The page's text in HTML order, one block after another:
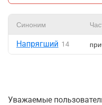
Синоним
Напрягший 14
Уважаемые